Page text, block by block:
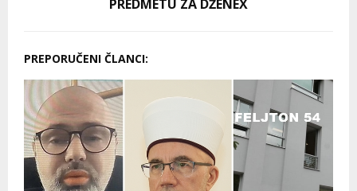
PREDMETU ZA DŽENEX
PREPORUČENI ČLANCI: